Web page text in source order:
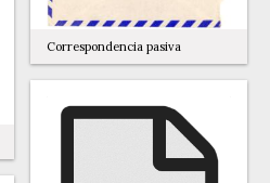
Correspondencia pasiva